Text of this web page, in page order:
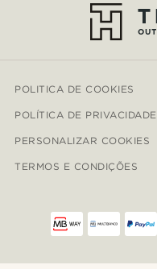
POLITICA DE COOKIES
POLÍTICA DE PRIVACIDADE
PERSONALIZAR COOKIES
TERMOS E CONDIÇÕES